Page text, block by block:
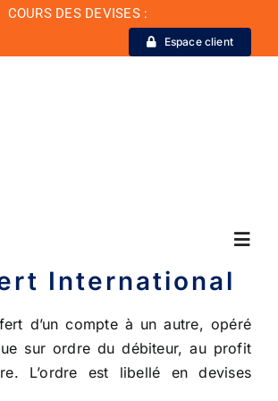
COURS DES DEVISES :
Espace client
International
d’un compte à un autre, opéré
sur ordre du débiteur, au profit
L’ordre est libellé en devises